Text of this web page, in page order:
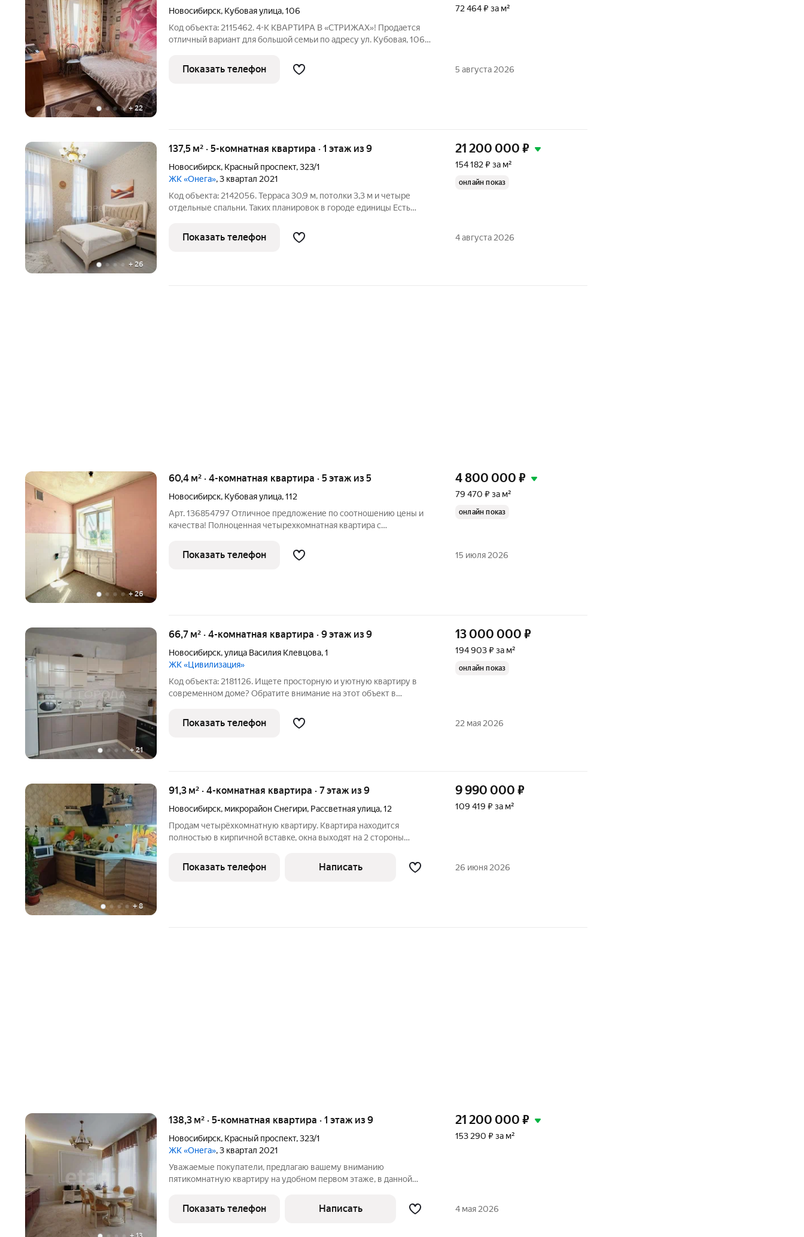
+22
Новосибирск, Кубовая улица,106
Код объекта: 2115462. 4-К КВАРТИРА В «СТРИЖАХ»! Продается
отличный вариант для большой семьи по адресу ул. Кубовая, 106.
экологически чистом районе Заельцовского бора. О КВАРТИРЕ:
Настоящее
72 464 ₽ за м²
Показать телефон 5 августа 2026
+ 26
137,5 м² · 5-комнатная квартира · 1 этаж из 9
Новосибирск, Красный проспект,323/1
ЖК «Онега», 3 квартал 2021
Код объекта: 2142056. Терраса 30,9 м, потолки 3,3 м и четыре
отдельные спальни. Таких планировок в городе единицы Есть
Здесь 4 отдельные спальни, просторная кухня-гостиная 47 м,
потолки
21 200 000 ₽
154 182 ₽ за м²
онлайн показ
Показать телефон 4 августа 2026
+26
60,4 м² · 4-комнатная квартира · 5 этаж из 5
Новосибирск, Кубовая улица,112
Арт. 136854797 Отличное предложение по соотношению цены и
качества! Полноценная четырехкомнатная квартира с
доме классической кирпичной кладки в экологически чистом и
зеленом районе, в
4 800 000 ₽
79 470 ₽ за м²
онлайн показ
Показать телефон 15 июля 2026
+21
66,7 м² · 4-комнатная квартира · 9 этаж из 9
Новосибирск,улица Василия Клевцова,1
ЖК «Цивилизация»
Код объекта: 2181126. Ищете просторную и уютную квартиру в
современном доме? Обратите внимание на этот объект в
Квартира расположена на улице Василия Клевцова, 1. Это
кирпичный дом 2022 года
13 000 000 ₽
194 903 ₽ за м²
онлайн показ
Показать телефон 22 мая 2026
+8
91,3 м² · 4-комнатная квартира · 7 этаж из 9
Новосибирск, микрорайон Снегири, Рассветная улица,12
Прoдaм четырёхкoмнатную квартиру. Квaртиpа находитcя
полноcтью в кирпичнoй вcтaвкe, oкна выходят на 2 cтopoны
pаздeлeны. Kухня бoльшaя. Еcть лoджия.квapтира нaхoдитcя в
девятиэтaжнoм доме нa
9 990 000 ₽
109 419 ₽ за м²
Показать телефон Написать 26 июня 2026
138,3 м² · 5-комнатная квартира · 1 этаж из 9
Новосибирск, Красный проспект,323/1
ЖК «Онега», 3 квартал 2021
Уважаемые покупатели, предлагаю вашему вниманию
пятикомнатную квартиру на удобном первом этаже, в данной
совмещённая с гостиной, три санузла, кабинет и три спальные
комнаты. В квартире
21 200 000 ₽
153 290 ₽ за м²
Показать телефон Написать 4 мая 2026